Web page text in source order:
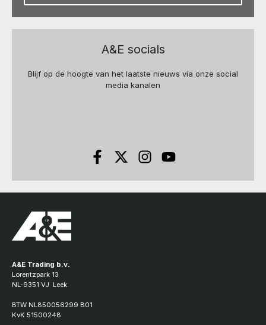
A&E socials
Blijf op de hoogte van het laatste nieuws via onze social
media kanalen
A&E Trading b.v.
Lorentzpark 13
NL-9351 VJ Leek
BTW NL850056299 B01
KvK 51500248